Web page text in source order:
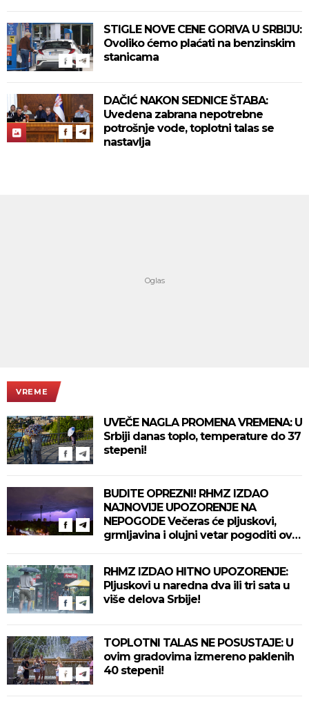
STIGLE NOVE CENE GORIVA U SRBIJU:
Ovoliko ćemo plaćati na benzinskim
stanicama
DAČIĆ NAKON SEDNICE ŠTABA:
Uvedena zabrana nepotrebne
potrošnje vode, toplotni talas se
nastavlja
VREME
UVEČE NAGLA PROMENA VREMENA: U
Srbiji danas toplo, temperature do 37
stepeni!
BUDITE OPREZNI! RHMZ IZDAO
NAJNOVIJE UPOZORENJE NA
NEPOGODE Večeras će pljuskovi,
grmljavina i olujni vetar pogoditi ove
RHMZ IZDAO HITNO UPOZORENJE:
Pljuskovi u naredna dva ili tri sata u
više delova Srbije!
TOPLOTNI TALAS NE POSUSTAJE: U
ovim gradovima izmereno paklenih
40 stepeni!